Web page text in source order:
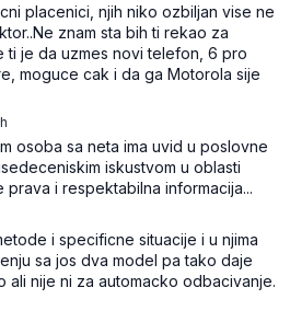
placenici, njih niko ozbiljan vise ne
znam sta bih ti rekao za
ti je da uzmes novi telefon, 6 pro
moguce cak i da ga Motorola sije
osoba sa neta ima uvid u poslovne
iskustvom u oblasti
i respektabilna informacija...
i specificne situacije i u njima
sa jos dva model pa tako daje
ali nije ni za automacko odbacivanje.